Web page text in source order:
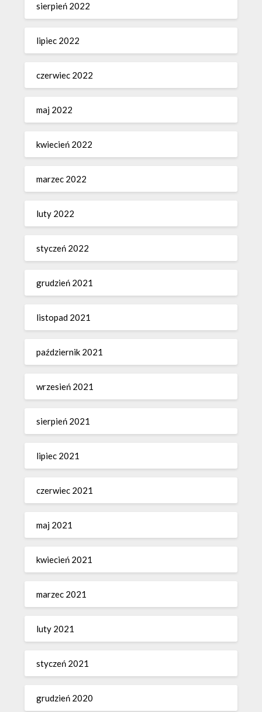
sierpień 2022
lipiec 2022
czerwiec 2022
maj 2022
kwiecień 2022
marzec 2022
luty 2022
styczeń 2022
grudzień 2021
listopad 2021
październik 2021
wrzesień 2021
sierpień 2021
lipiec 2021
czerwiec 2021
maj 2021
kwiecień 2021
marzec 2021
luty 2021
styczeń 2021
grudzień 2020